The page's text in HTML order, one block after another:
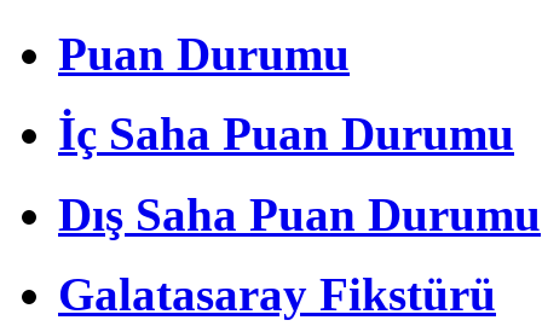
Puan Durumu
İç Saha Puan Durumu
Dış Saha Puan Durumu
Galatasaray Fikstürü